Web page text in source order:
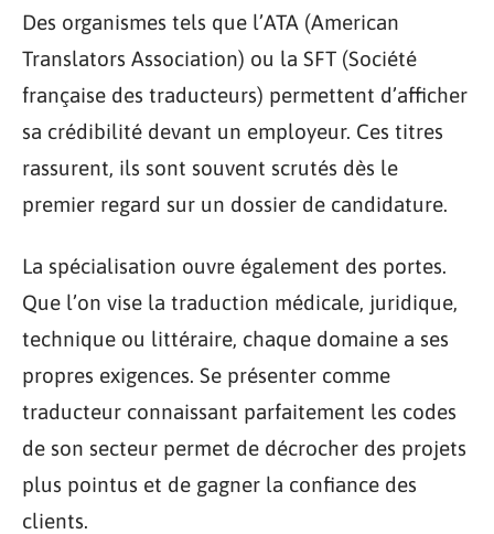
Des organismes tels que l’ATA (American
Translators Association) ou la SFT (Société
française des traducteurs) permettent d’afficher
sa crédibilité devant un employeur. Ces titres
rassurent, ils sont souvent scrutés dès le
premier regard sur un dossier de candidature.
La spécialisation ouvre également des portes.
Que l’on vise la traduction médicale, juridique,
technique ou littéraire, chaque domaine a ses
propres exigences. Se présenter comme
traducteur connaissant parfaitement les codes
de son secteur permet de décrocher des projets
plus pointus et de gagner la confiance des
clients.